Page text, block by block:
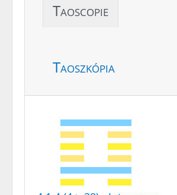
Taoscopie
Taoszkópia